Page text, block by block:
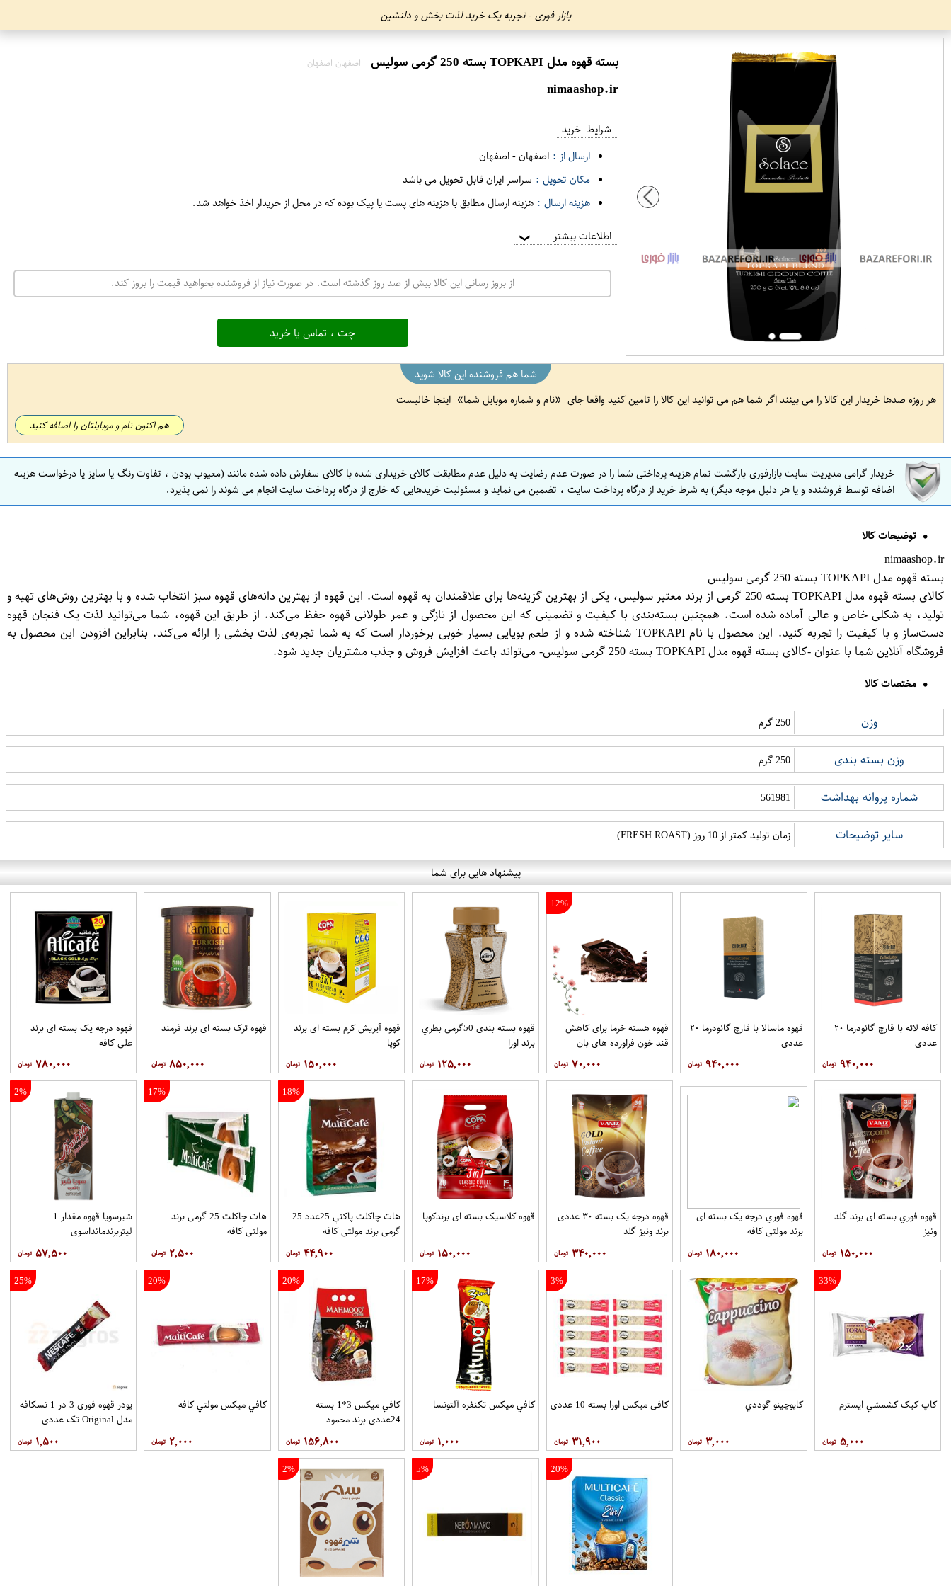
بازار فوری - تجربه یک خرید لذت بخش و دلنشین
بسته قهوه مدل TOPKAPI بسته 250 گرمی سولیس اصفهان اصفهان
nimaashop.ir
شرایط خرید
ارسال از : اصفهان-اصفهان
مکان تحویل : سراسر ایران قابل تحویل می باشد
هزینه ارسال : هزینه ارسال مطابق با هزینه های پست یا پیک بوده که در محل از خریدار اخذ خواهد شد.
اطلاعات بیشتر ❯
از بروز رسانی این کالا بیش از صد روز گذشته است. در صورت نیاز از فروشنده بخواهید قیمت را بروز کند.
چت ، تماس یا خرید
شما هم فروشنده این کالا شوید
هر روزه صدها خریدار این کالا را می بینند اگر شما هم می توانید این کالا را تامین کنید واقعا جای
نام و شماره موبایل شما اینجا خالیست
هم اکنون نام و موبایلتان را اضافه کنید
خریدار گرامی مدیریت سایت بازارفوری بازگشت تمام هزینه پرداختی شما را در صورت عدم رضایت به دلیل عدم مطابقت کالای خریداری شده با کالای سفارش داده شده مانند (معیوب بودن ، تفاوت رنگ یا سایز یا درخواست هزینه
اضافه توسط فروشنده و یا هر دلیل موجه دیگر) به شرط خرید از درگاه پرداخت سایت ، تضمین می نماید و مسئولیت خریدهایی که خارج از درگاه پرداخت سایت انجام می شوند را نمی پذیرد.
توضیحات کالا
nimaashop.ir
بسته قهوه مدل TOPKAPI بسته 250 گرمی سولیس
کالای بسته قهوه مدل TOPKAPI بسته 250 گرمی از برند معتبر سولیس، یکی از بهترین گزینه‌ها برای علاقمندان به قهوه است. این قهوه از بهترین دانه‌های قهوه سبز انتخاب شده و با بهترین روش‌های تهیه و
تولید، به شکلی خاص و عالی آماده شده است. همچنین بسته‌بندی با کیفیت و تضمینی که این محصول از تازگی و عمر طولانی قهوه حفظ می‌کند. از طریق این قهوه، شما می‌توانید لذت یک فنجان قهوه
دست‌ساز و با کیفیت را تجربه کنید. این محصول با نام TOPKAPI شناخته شده و از طعم بویایی بسیار خوبی برخوردار است که به شما تجربه‌ی لذت بخشی را ارائه می‌کند. بنابراین افزودن این محصول به
فروشگاه آنلاین شما با عنوان -کالای بسته قهوه مدل TOPKAPI بسته 250 گرمی سولیس- می‌تواند باعث افزایش فروش و جذب مشتریان جدید شود.
مختصات کالا
وزن 250 گرم
وزن بسته بندی 250 گرم
شماره پروانه بهداشت 561981
سایر توضیحات زمان تولید کمتر از 10 روز ‏(‏FRESH ROAST‏)‏
پیشنهاد هایی برای شما
کافه لاته با قارچ گانودرما ۲۰
عددی
۹۴۰,۰۰۰
قهوه ماسالا با قارچ گانودرما ۲۰
عددی
۹۴۰,۰۰۰
12%
قهوه هسته خرما برای کاهش
قند خون فراورده های بان
۷۰,۰۰۰
قهوه بسته بندی 50گرمی بطري
برند اورا
۱۲۵,۰۰۰
قهوه آيريش کرم بسته ای برند
کوپا
۱۵۰,۰۰۰
قهوه ترک بسته ای برند فرمند
۸۵۰,۰۰۰
قهوه درجه یک بسته ای برند
علي کافه
۷۸۰,۰۰۰
قهوه فوري بسته ای برند گلد
ونيز
۱۵۰,۰۰۰
قهوه فوري درجه یک بسته ای
برند مولتي کافه
۱۸۰,۰۰۰
قهوه درجه یک بسته ۳۰ عددی
برند ونيز گلد
۳۴۰,۰۰۰
قهوه کلاسيک بسته ای برندکوپا
۱۵۰,۰۰۰
18%
هات چاکلت پاکتي 25عدد 25
گرمی برند مولتي کافه
۴۴,۹۰۰
17%
هات چاکلت 25 گرمی برند
مولتي کافه
۲,۵۰۰
2%
شیرسویا قهوه مقدار 1
لیتربرندمانداسوی
۵۷,۵۰۰
33%
کاپ کيک کشمشي ايسترم
۵,۰۰۰
کاپوچينو گوددي
۳,۰۰۰
3%
کافی میکس اورا بسته 10 عددی
۳۱,۹۰۰
17%
کافي ميکس تکنفره آلتونسا
۱,۰۰۰
20%
کافي ميکس 3*1 بسته
24عددی برند محمود
۱۵۶,۸۰۰
20%
کافي ميکس مولتي کافه
۲,۰۰۰
25%
پودر قهوه فوری 3 در 1 نسکافه
مدل Original تک عددی
۱,۵۰۰
20%
5%
2%